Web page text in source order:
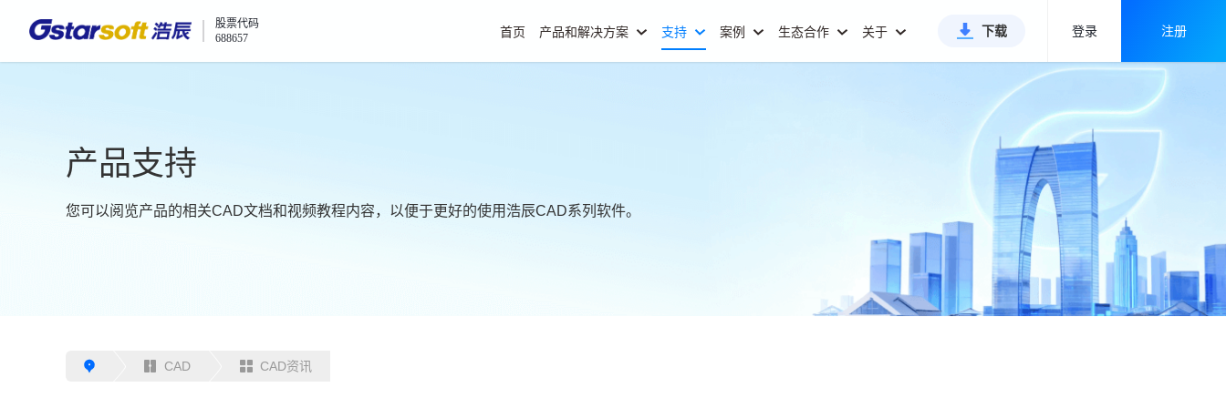
股票代码
688657
首页 产品和解决方案 支持 案例 生态合作 关于 下载 登录 注册
产品支持
您可以阅览产品的相关CAD文档和视频教程内容，以便于更好的使用浩辰CAD系列软件。
CAD CAD资讯